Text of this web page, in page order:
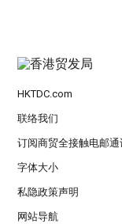
HKTDC.com
联络我们
订阅商贸全接触电邮通
字体大小
私隐政策声明
网站导航